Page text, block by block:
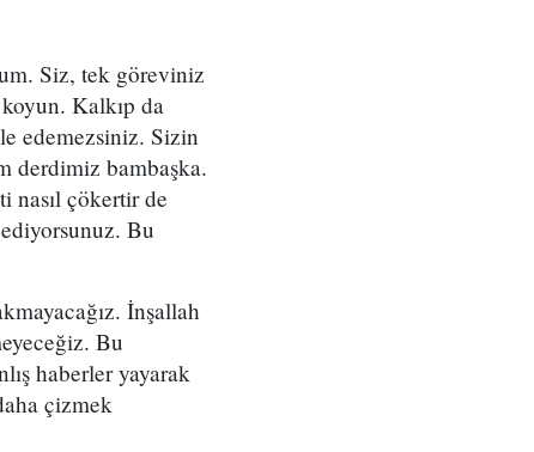
Siz, tek göreviniz
Kalkıp da
edemezsiniz. Sizin
derdimiz bambaşka.
nasıl çökertir de
Bu
İnşallah
Bu
haberler yayarak
çizmek